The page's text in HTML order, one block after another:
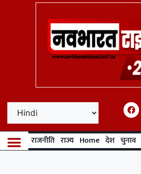
राजनीति राज्य Home देश चुनाव